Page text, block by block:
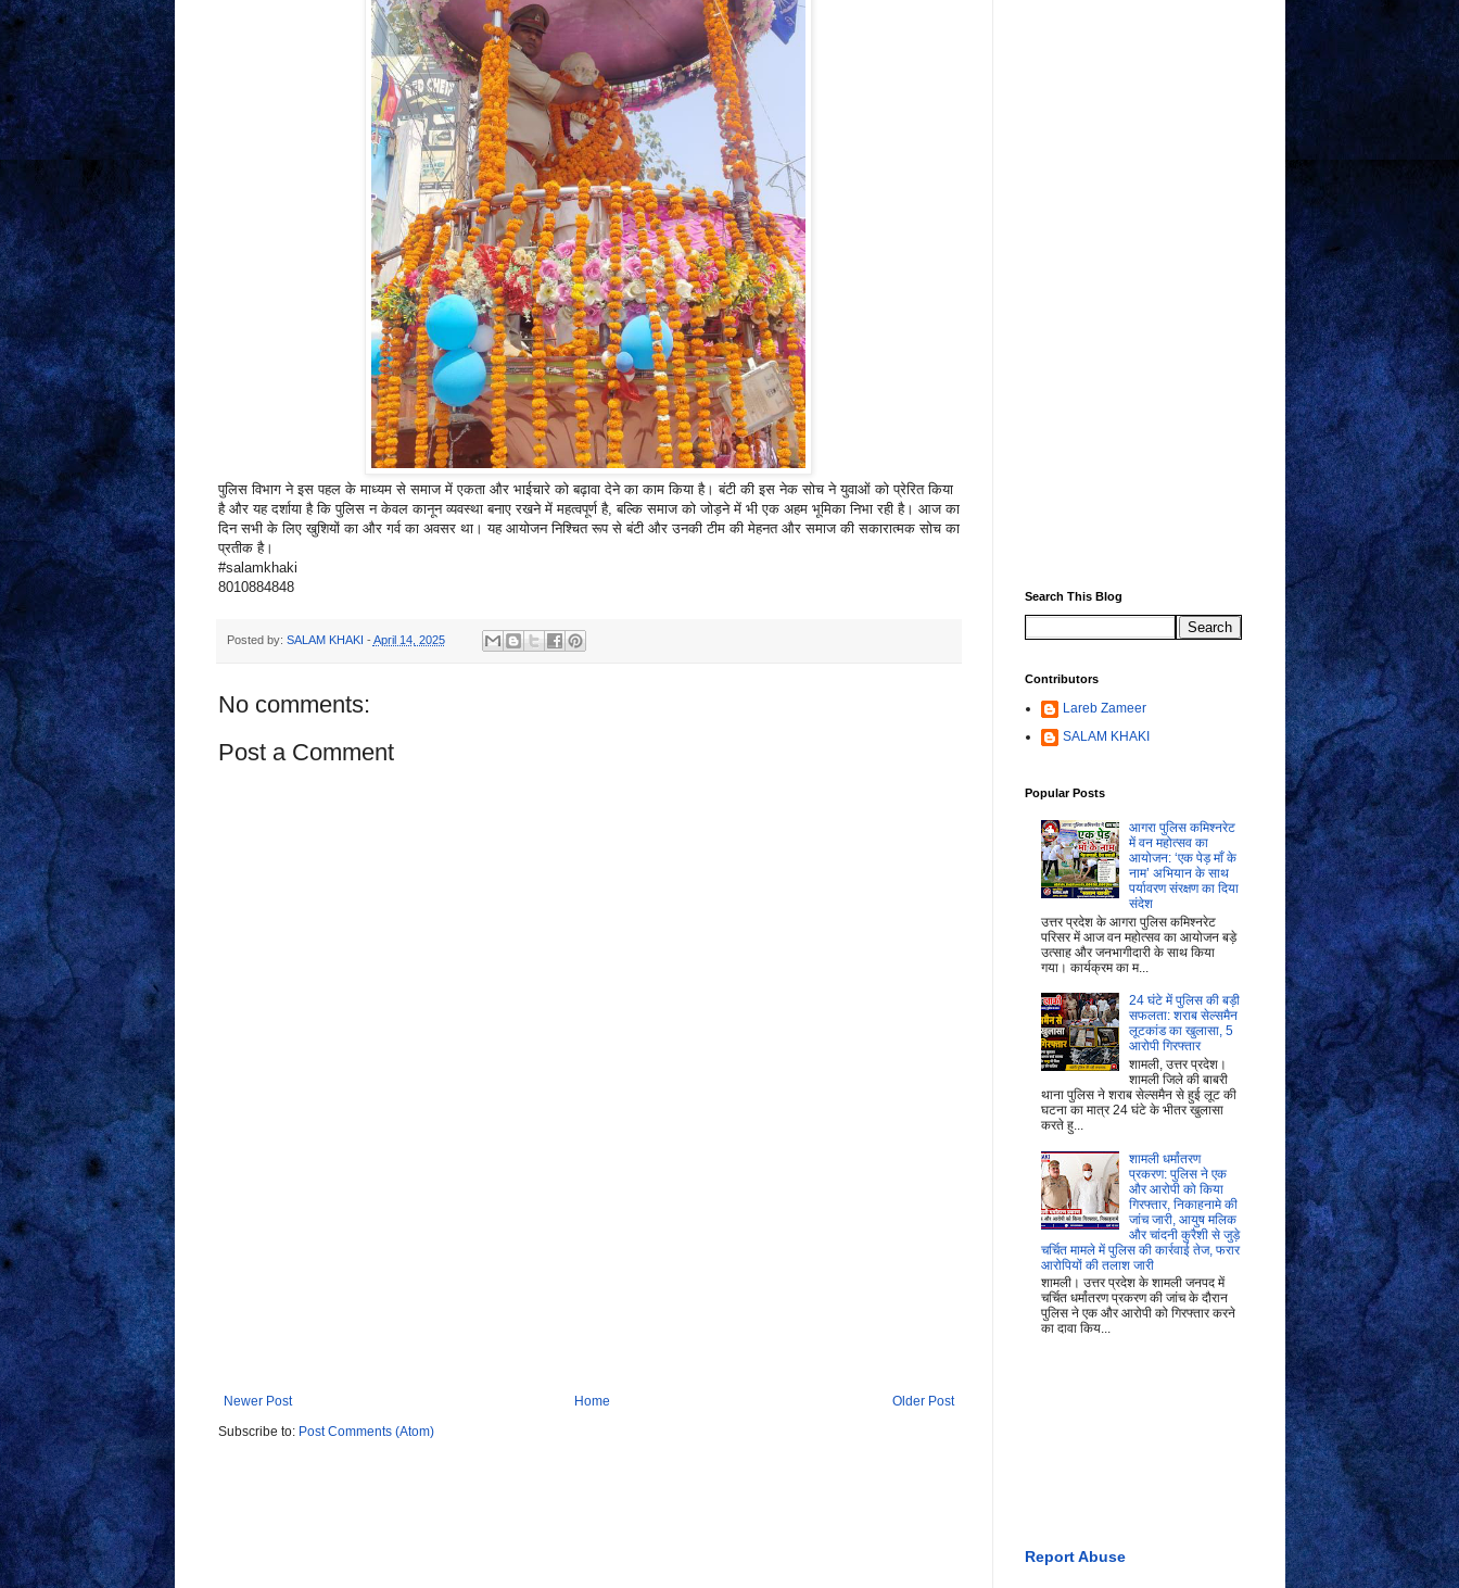
पुलिस विभाग ने इस पहल के माध्यम से समाज में एकता और भाईचारे को बढ़ावा देने का काम किया है। बंटी की इस नेक सोच ने युवाओं को प्रेरित किया
है और यह दर्शाया है कि पुलिस न केवल कानून व्यवस्था बनाए रखने में महत्वपूर्ण है, बल्कि समाज को जोड़ने में भी एक अहम भूमिका निभा रही है। आज का
दिन सभी के लिए खुशियों का और गर्व का अवसर था। यह आयोजन निश्चित रूप से बंटी और उनकी टीम की मेहनत और समाज की सकारात्मक सोच का
प्रतीक है।
#salamkhaki
8010884848
Posted by: SALAM KHAKI - April 14, 2025
No comments:
Post a Comment
Newer Post Older Post
Home
Subscribe to: Post Comments (Atom)
Search This Blog
Contributors
Lareb Zameer
SALAM KHAKI
Popular Posts
आगरा पुलिस कमिश्नरेट
में वन महोत्सव का
आयोजन: ‘एक पेड़ माँ के
नाम’ अभियान के साथ
पर्यावरण संरक्षण का दिया
संदेश
उत्तर प्रदेश के आगरा पुलिस कमिश्नरेट
परिसर में आज वन महोत्सव का आयोजन बड़े
उत्साह और जनभागीदारी के साथ किया
गया। कार्यक्रम का म...
24 घंटे में पुलिस की बड़ी
सफलता: शराब सेल्समैन
लूटकांड का खुलासा, 5
आरोपी गिरफ्तार
शामली, उत्तर प्रदेश।
शामली जिले की बाबरी
थाना पुलिस ने शराब सेल्समैन से हुई लूट की
घटना का मात्र 24 घंटे के भीतर खुलासा
करते हु...
शामली धर्मांतरण
प्रकरण: पुलिस ने एक
और आरोपी को किया
गिरफ्तार, निकाहनामे की
जांच जारी, आयुष मलिक
और चांदनी कुरैशी से जुड़े
चर्चित मामले में पुलिस की कार्रवाई तेज, फरार
आरोपियों की तलाश जारी
शामली। उत्तर प्रदेश के शामली जनपद में
चर्चित धर्मांतरण प्रकरण की जांच के दौरान
पुलिस ने एक और आरोपी को गिरफ्तार करने
का दावा किय...
Report Abuse